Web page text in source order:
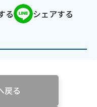
料金案内
よくあるご質問
る シェアする
戻る